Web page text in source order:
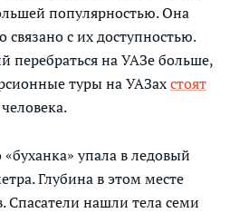
популярностью. Она
связано с их доступностью.
на УАЗе больше,
туры на УАЗахстоят
«буханка» упала в ледовый
Глубина в этом месте
Спасатели нашли тела семи